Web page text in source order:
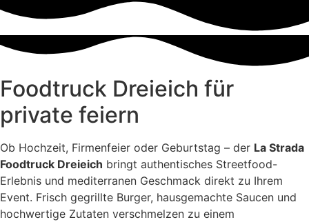
Foodtruck Dreieich für
private feiern
Ob Hochzeit, Firmenfeier oder Geburtstag – der La Strada
Foodtruck Dreieich bringt authentisches Streetfood-
Erlebnis und mediterranen Geschmack direkt zu Ihrem
Event. Frisch gegrillte Burger, hausgemachte Saucen und
hochwertige Zutaten verschmelzen zu einem